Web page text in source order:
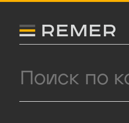
Логитип компании Remer